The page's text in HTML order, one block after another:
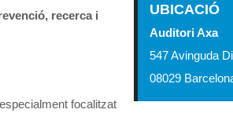
recerca i
focalitzat
UBICACIÓ
Auditori Axa
547 Avinguda
08029